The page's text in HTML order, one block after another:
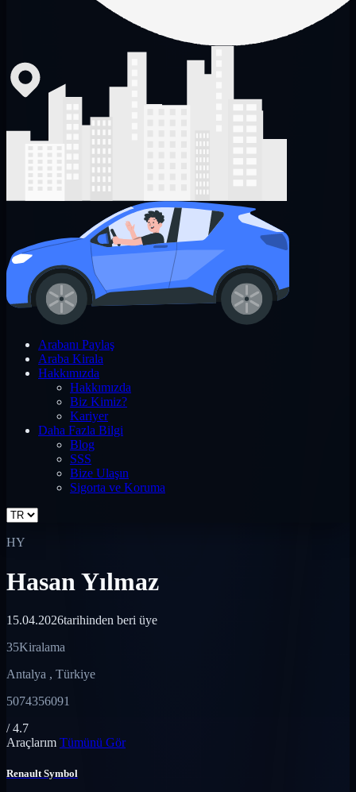
Arabanı Paylaş
Araba Kirala
Hakkımızda
Hakkımızda
Biz Kimiz?
Kariyer
Daha Fazla Bilgi
Blog
SSS
Bize Ulaşın
Sigorta ve Koruma
HY
Hasan Yılmaz
15.04.2026tarihinden beri üye
35Kiralama
Antalya , Türkiye
5074356091
/ 4.7
Araçlarım Tümünü Gör
Renault Symbol